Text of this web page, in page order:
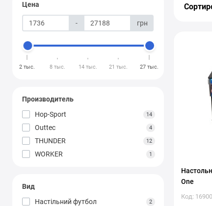
Цена
- грн
2 тыс. 8 тыс. 14 тыс. 21 тыс. 27 тыс.
Производитель
Hop-Sport
14
Outtec 4
THUNDER 12
WORKER 1
Вид
Настільний футбол
2
One
Код: